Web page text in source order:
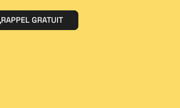
RAPPEL GRATUIT